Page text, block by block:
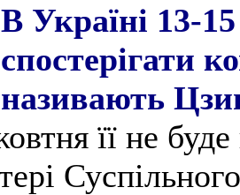
В Україні 13-
спостерігати
називають
її не